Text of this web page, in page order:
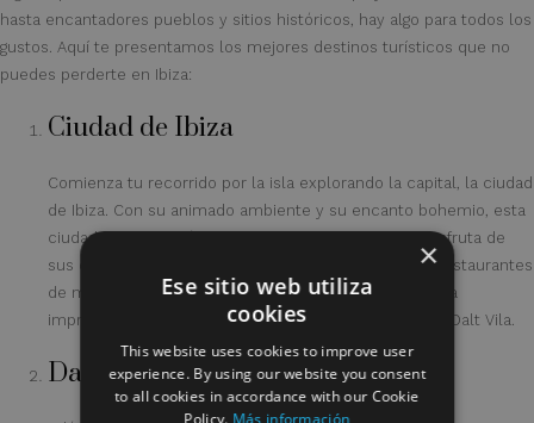
hasta encantadores pueblos y sitios históricos, hay algo para todos los
gustos. Aquí te presentamos los mejores destinos turísticos que no
puedes perderte en Ibiza:
Ciudad de Ibiza
Comienza tu recorrido por la isla explorando la capital, la ciudad
de Ibiza. Con su animado ambiente y su encanto bohemio, esta
ciudad es el corazón de la vida nocturna en Ibiza. Disfruta de
sus calles adoquinadas, sus tiendas de moda y sus restaurantes
de moda. No te pierdas la catedral de Santa María ni la
impresionante vista panorámica desde el mirador de Dalt Vila.
Dalt Vila
×
Ese sitio web utiliza
cookies
This website uses cookies to improve user
experience. By using our website you consent
to all cookies in accordance with our Cookie
Policy. Más información